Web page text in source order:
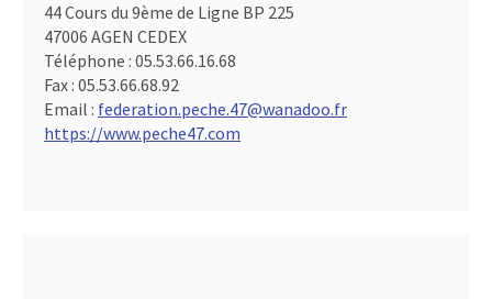
44 Cours du 9ème de Ligne BP 225
47006 AGEN CEDEX
Téléphone : 05.53.66.16.68
Fax : 05.53.66.68.92
Email : federation.peche.47@wanadoo.fr
https://www.peche47.com